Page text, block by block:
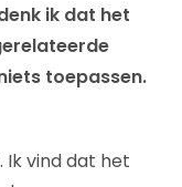
ik dat het
toepassen.
Ik vind dat het